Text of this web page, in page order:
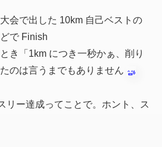
会で出した 10km 自己ベストの
で Finish
き「1km につき一秒かぁ、削り
のは言うまでもありません
リー達成ってことで。ホント、ス